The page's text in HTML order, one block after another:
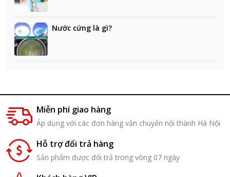
Nước cứng là gì?
Miễn phí giao hàng
Áp dụng với các đơn hàng vận chuyển nội thành Hà Nội
Hỗ trợ đổi trả hàng
Sản phẩm được đổi trả trong vòng 07 ngày